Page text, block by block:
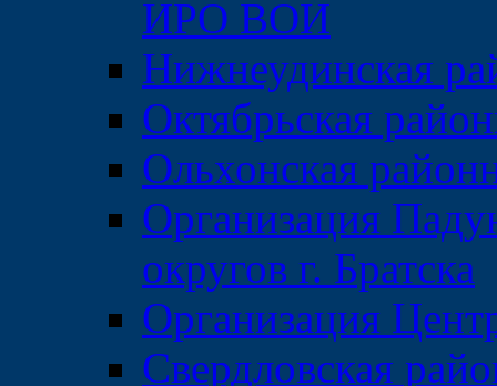
ИРО ВОИ
Нижнеудинская
Октябрьская
Ольхонская
Организация
округов г. Братска
Организация
Свердловская